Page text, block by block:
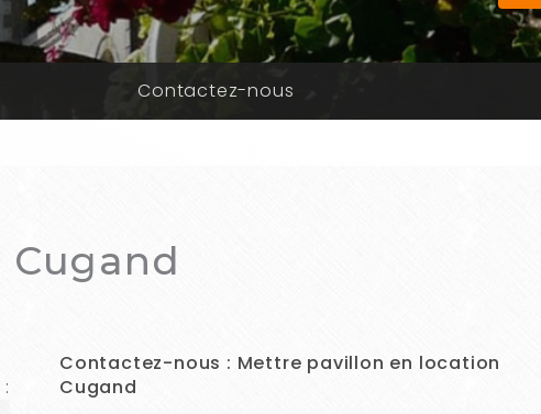
Contactez-nous
Contactez-nous : Mettre pavillon en location
Cugand